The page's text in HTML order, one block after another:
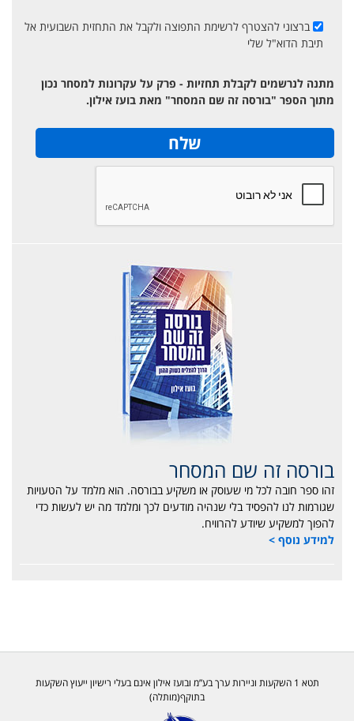
ברצוני להצטרף לרשימת התפוצה ולקבל את התחזית השבועית אל
תיבת הדוא"ל שלי
מתנה לנרשמים לקבלת תחזיות - פרק על עקרונות למסחר נכון
מתוך הספר "בורסה זה שם המסחר" מאת בועז אילון.
בורסה זה שם המסחר
זהו ספר חובה לכל מי שעוסק או משקיע בבורסה. הוא מלמד על הטעויות
שגורמות לנו להפסיד בלי שנהיה מודעים לכך ומלמד מה יש לעשות כדי
להפוך למשקיע שיודע להרוויח.
למידע נוסף >
תטא 1 השקעות וניירות ערך בע”מ ובועז אילון אינם בעלי רישיון ייעוץ השקעות
בתוקף(מותלה)